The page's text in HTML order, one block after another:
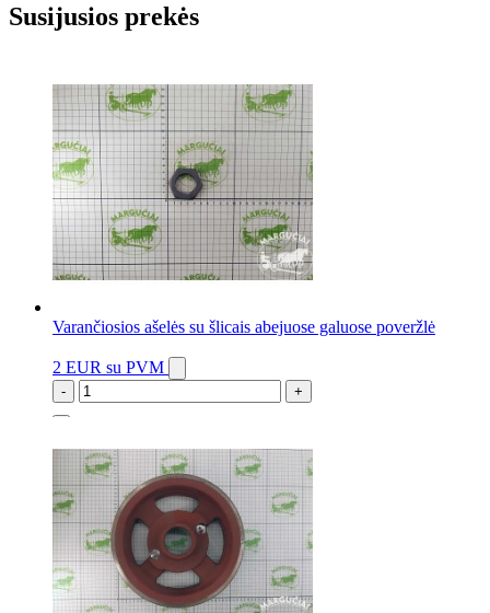
Susijusios prekės
Varančiosios ašelės su šlicais abejuose galuose poveržlė
2 EUR su PVM
- +